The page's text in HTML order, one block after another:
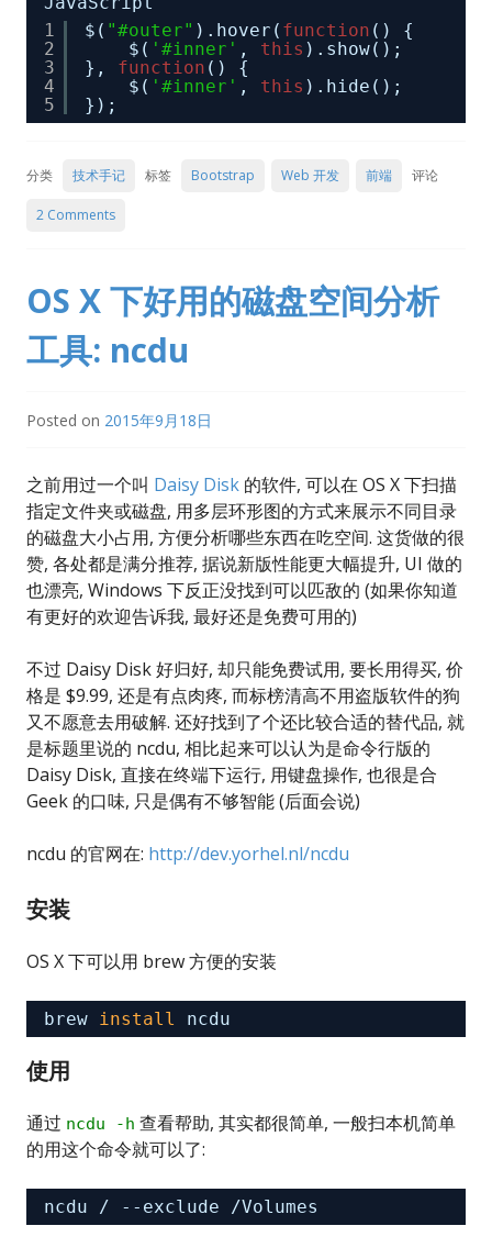
1
2
3
4
5
$( "#outer" ).hover( function () {
$( '#inner' , this ).show();
}, function () {
$( '#inner' , this ).hide();
});
分类 技术手记 标签 Bootstrap Web 开发 前端 评论
2 Comments
OS X 下好用的磁盘空间分析
工具: ncdu
Posted on 2015年9月18日
之前用过一个叫 Daisy Disk 的软件, 可以在 OS X 下扫描
指定文件夹或磁盘, 用多层环形图的方式来展示不同目录
的磁盘大小占用, 方便分析哪些东西在吃空间. 这货做的很
赞, 各处都是满分推荐, 据说新版性能更大幅提升, UI 做的
也漂亮, Windows 下反正没找到可以匹敌的 (如果你知道
有更好的欢迎告诉我, 最好还是免费可用的)
不过 Daisy Disk 好归好, 却只能免费试用, 要长用得买, 价
格是 $9.99, 还是有点肉疼, 而标榜清高不用盗版软件的狗
又不愿意去用破解. 还好找到了个还比较合适的替代品, 就
是标题里说的 ncdu, 相比起来可以认为是命令行版的
Daisy Disk, 直接在终端下运行, 用键盘操作, 也很是合
Geek 的口味, 只是偶有不够智能 (后面会说)
ncdu 的官网在: http://dev.yorhel.nl/ncdu
安装
OS X 下可以用 brew 方便的安装
brew install ncdu
使用
通过 ncdu -h 查看帮助, 其实都很简单, 一般扫本机简单
的用这个命令就可以了:
ncdu / --exclude /Volumes